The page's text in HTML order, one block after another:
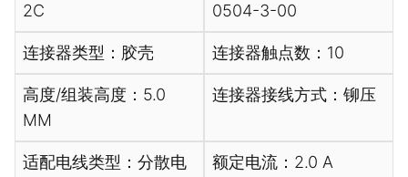
2C
0504-3-00
连接器类型：胶壳 连接器触点数：10
高度/组装高度：5.0
MM
连接器接线方式：铆压
适配电线类型：分散电
额定电流：2.0 A